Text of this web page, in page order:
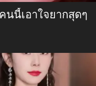
นี้เอาใจยากสุดๆ